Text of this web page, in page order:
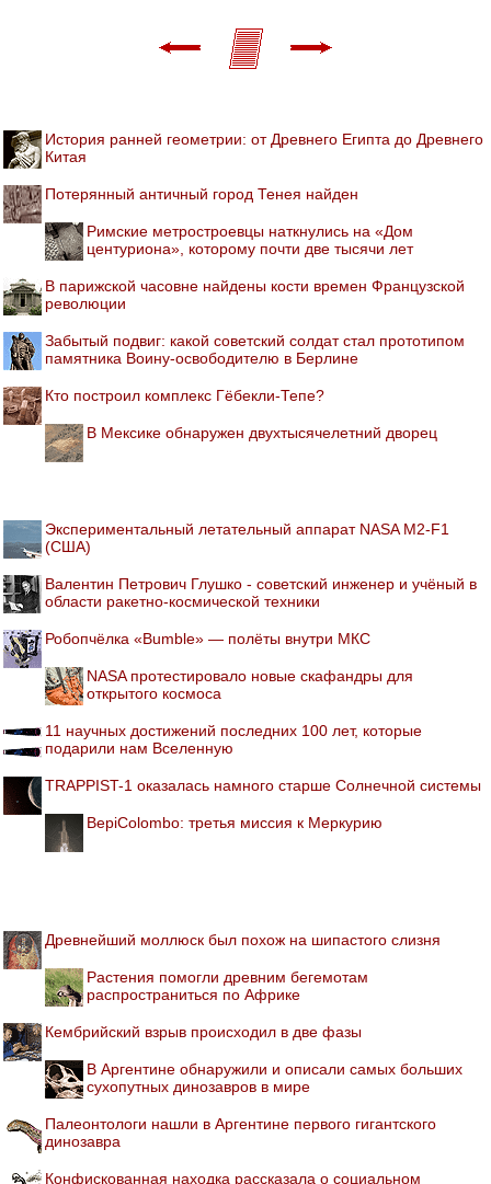
История ранней геометрии: от Древнего Египта до Древнего
Китая
Потерянный античный город Тенея найден
Римские метростроевцы наткнулись на «Дом
центуриона», которому почти две тысячи лет
В парижской часовне найдены кости времен Французской
революции
Забытый подвиг: какой советский солдат стал прототипом
памятника Воину-освободителю в Берлине
Кто построил комплекс Гёбекли-Тепе?
В Мексике обнаружен двухтысячелетний дворец
Экспериментальный летательный аппарат NASA M2-F1
(США)
Валентин Петрович Глушко - советский инженер и учёный в
области ракетно-космической техники
Робопчёлка «Bumble» — полёты внутри МКС
NASA протестировало новые скафандры для
открытого космоса
11 научных достижений последних 100 лет, которые
подарили нам Вселенную
TRAPPIST-1 оказалась намного старше Солнечной системы
BepiColombo: третья миссия к Меркурию
Древнейший моллюск был похож на шипастого слизня
Растения помогли древним бегемотам
распространиться по Африке
Кембрийский взрыв происходил в две фазы
В Аргентине обнаружили и описали самых больших
сухопутных динозавров в мире
Палеонтологи нашли в Аргентине первого гигантского
динозавра
Конфискованная находка рассказала о социальном